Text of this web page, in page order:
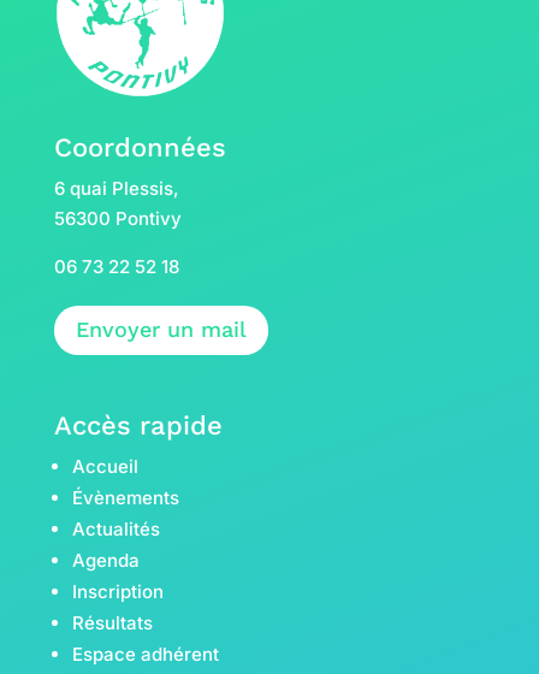
Coordonnées
6 quai Plessis,
56300 Pontivy
06 73 22 52 18
Envoyer un mail
Accès rapide
Accueil
Évènements
Actualités
Agenda
Inscription
Résultats
Espace adhérent